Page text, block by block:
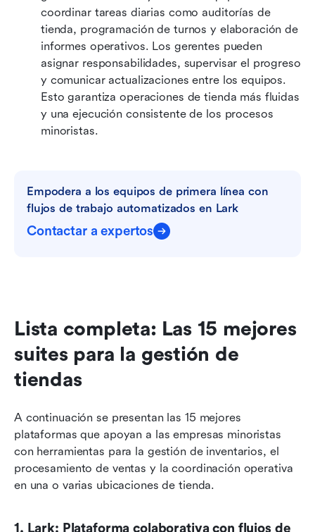
coordinar tareas diarias como auditorías de
tienda, programación de turnos y elaboración de
informes operativos. Los gerentes pueden
asignar responsabilidades, supervisar el progreso
y comunicar actualizaciones entre los equipos.
Esto garantiza operaciones de tienda más fluidas
y una ejecución consistente de los procesos
minoristas.
Empodera a los equipos de primera línea con
flujos de trabajo automatizados en Lark
Contactar a expertos
Lista completa: Las 15 mejores
suites para la gestión de
tiendas
A continuación se presentan las 15 mejores
plataformas que apoyan a las empresas minoristas
con herramientas para la gestión de inventarios, el
procesamiento de ventas y la coordinación operativa
en una o varias ubicaciones de tienda.
1. Lark: Plataforma colaborativa con flujos de